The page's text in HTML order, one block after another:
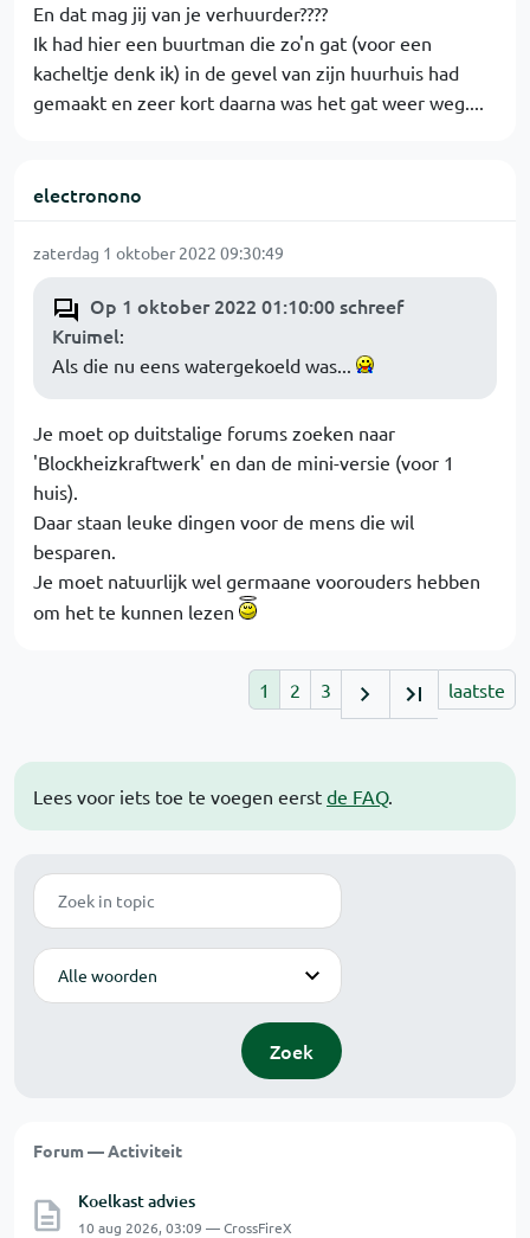
Lees voor iets toe te voegen eerst de FAQ.
Zoek
Modus
Zoek
Forum — Activiteit
Koelkast advies
10 aug 2026, 03:09 — CrossFireX
En dat mag jij van je verhuurder????
Ik had hier een buurtman die zo'n gat (voor een
kacheltje denk ik) in de gevel van zijn huurhuis had
gemaakt en zeer kort daarna was het gat weer weg....
electronono
zaterdag 1 oktober 2022 09:30:49
Op 1 oktober 2022 01:10:00 schreef
Kruimel:
Als die nu eens watergekoeld was...
Je moet op duitstalige forums zoeken naar
'Blockheizkraftwerk' en dan de mini-versie (voor 1
huis).
Daar staan leuke dingen voor de mens die wil
besparen.
Je moet natuurlijk wel germaane voorouders hebben
om het te kunnen lezen
1 2 3 laatste